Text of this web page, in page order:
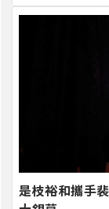
是枝裕和攜手